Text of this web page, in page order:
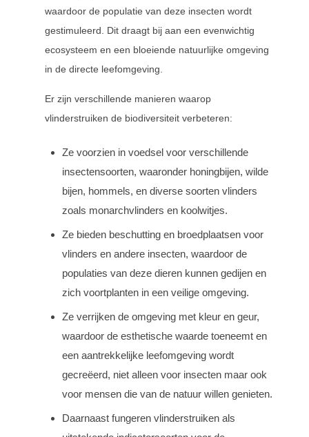
waardoor de populatie van deze insecten wordt
gestimuleerd. Dit draagt bij aan een evenwichtig
ecosysteem en een bloeiende natuurlijke omgeving
in de directe leefomgeving.
Er zijn verschillende manieren waarop
vlinderstruiken de biodiversiteit verbeteren:
Ze voorzien in voedsel voor verschillende
insectensoorten, waaronder honingbijen, wilde
bijen, hommels, en diverse soorten vlinders
zoals monarchvlinders en koolwitjes.
Ze bieden beschutting en broedplaatsen voor
vlinders en andere insecten, waardoor de
populaties van deze dieren kunnen gedijen en
zich voortplanten in een veilige omgeving.
Ze verrijken de omgeving met kleur en geur,
waardoor de esthetische waarde toeneemt en
een aantrekkelijke leefomgeving wordt
gecreëerd, niet alleen voor insecten maar ook
voor mensen die van de natuur willen genieten.
Daarnaast fungeren vlinderstruiken als